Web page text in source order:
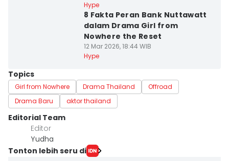
Hype
8 Fakta Peran Bank Nuttawatt
dalam Drama Girl from
Nowhere the Reset
12 Mar 2026, 18:44 WIB
Hype
Topics
Girl from Nowhere Drama Thailand
Offroad
Drama Baru
aktor thailand
Editorial Team
Editor
Yudha ‎
Tonton lebih seru di